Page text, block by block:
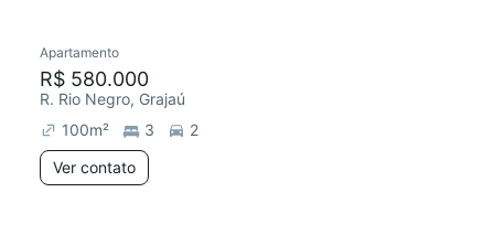
Apartamento
R$ 580.000
R. Rio Negro, Grajaú
100m² 3
2
Ver contato